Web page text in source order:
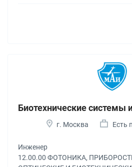
Биотехнические системы
г. Москва Есть
Инженер
12.00.00 ФОТОНИКА,